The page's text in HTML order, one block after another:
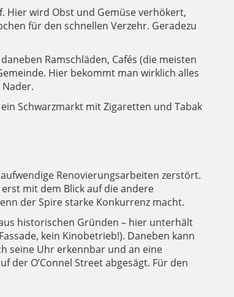
Hier wird Obst und Gemüse verhökert,
für den schnellen Verzehr. Geradezu
Ramschläden, Cafés (die meisten
Hier bekommt man wirklich alles
Schwarzmarkt mit Zigaretten und Tabak
Renovierungsarbeiten zerstört.
mit dem Blick auf die andere
der Spire starke Konkurrenz macht.
historischen Gründen – hier unterhält
kein Kinobetrieb!). Daneben kann
seine Uhr erkennbar und an eine
der O’Connel Street abgesägt. Für den